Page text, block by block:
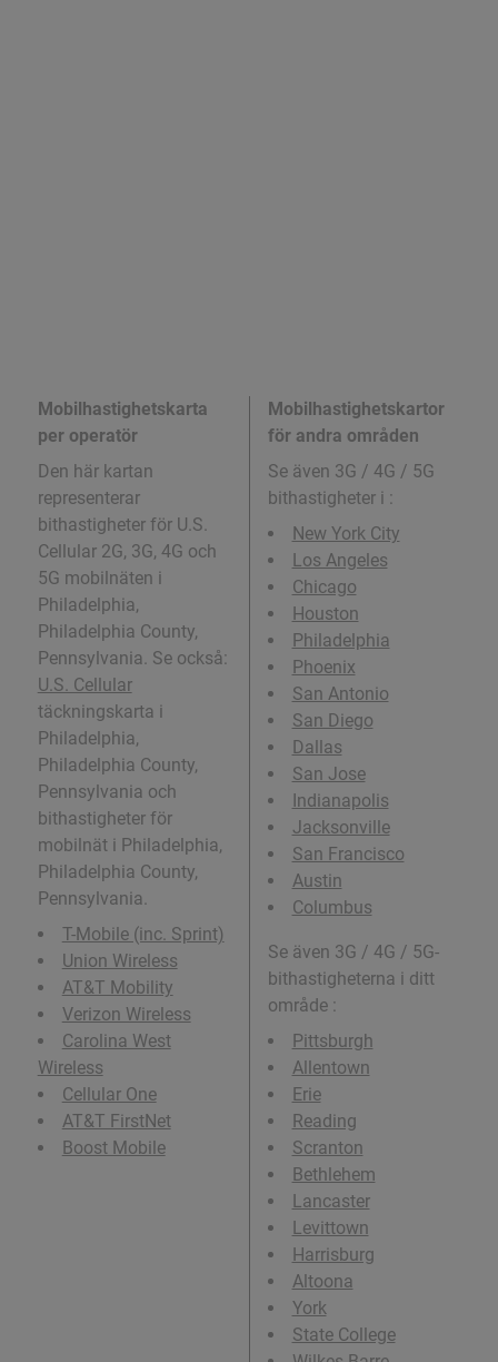
Mobilhastighetskarta
per operatör
Den här kartan
representerar
bithastigheter för U.S.
Cellular 2G, 3G, 4G och
5G mobilnäten i
Philadelphia,
Philadelphia County,
Pennsylvania. Se också:
U.S. Cellular
täckningskarta i
Philadelphia,
Philadelphia County,
Pennsylvania och
bithastigheter för
mobilnät i Philadelphia,
Philadelphia County,
Pennsylvania.
T-Mobile (inc. Sprint)
Union Wireless
AT&T Mobility
Verizon Wireless
Carolina West
Wireless
Cellular One
AT&T FirstNet
Boost Mobile
Mobilhastighetskartor
för andra områden
Se även 3G / 4G / 5G
bithastigheter i :
New York City
Los Angeles
Chicago
Houston
Philadelphia
Phoenix
San Antonio
San Diego
Dallas
San Jose
Indianapolis
Jacksonville
San Francisco
Austin
Columbus
Se även 3G / 4G / 5G-
bithastigheterna i ditt
område :
Pittsburgh
Allentown
Erie
Reading
Scranton
Bethlehem
Lancaster
Levittown
Harrisburg
Altoona
York
State College